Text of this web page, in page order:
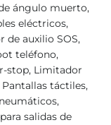
ángulo muerto,
eléctricos,
de auxilio SOS,
teléfono,
stop, Limitador
táctiles,
salidas de